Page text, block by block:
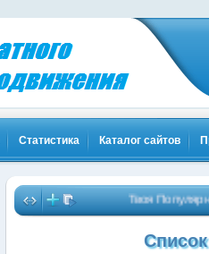
Статистика Каталог сайтов
Твоя